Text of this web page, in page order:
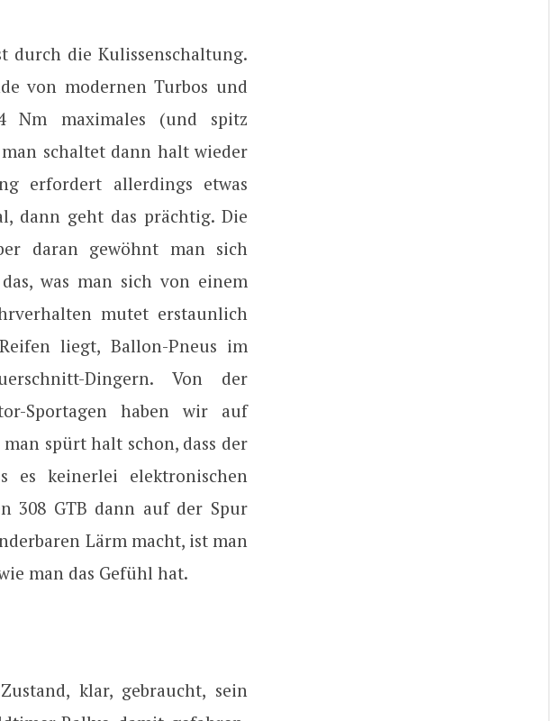
durch die Kulissenschaltung.
von modernen Turbos und
Nm maximales (und spitz
schaltet dann halt wieder
erfordert allerdings etwas
dann geht das prächtig. Die
daran gewöhnt man sich
was man sich von einem
mutet erstaunlich
liegt, Ballon-Pneus im
Dingern. Von der
Sportagen haben wir auf
spürt halt schon, dass der
es keinerlei elektronischen
308 GTB dann auf der Spur
Lärm macht, ist man
man das Gefühl hat.
klar, gebraucht, sein